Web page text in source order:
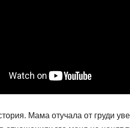
Мама отучала от груди